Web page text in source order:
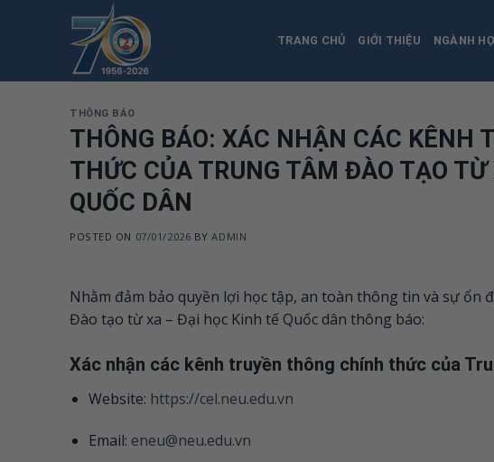
TRANG CHỦ GIỚI THIỆU NGÀNH
THÔNG BÁO
THÔNG BÁO: XÁC NHẬN CÁC KÊNH
THỨC CỦA TRUNG TÂM ĐÀO TẠO
QUỐC DÂN
POSTED ON 07/01/2026 BYADMIN
Nhằm đảm bảo quyền lợi học tập, an toàn thông tin và sự
Đào tạo từ xa – Đại học Kinh tế Quốc dân thông báo:
Xác nhận các kênh truyền thông chính thức của
Website: https://cel.neu.edu.vn
Email: eneu@neu.edu.vn